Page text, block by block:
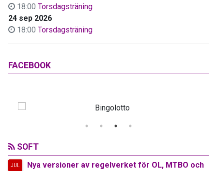
18:00 Torsdagsträning
24 sep 2026
18:00 Torsdagsträning
FACEBOOK
SOFT
JUL
Nya versioner av regelverket för OL, MTBO och